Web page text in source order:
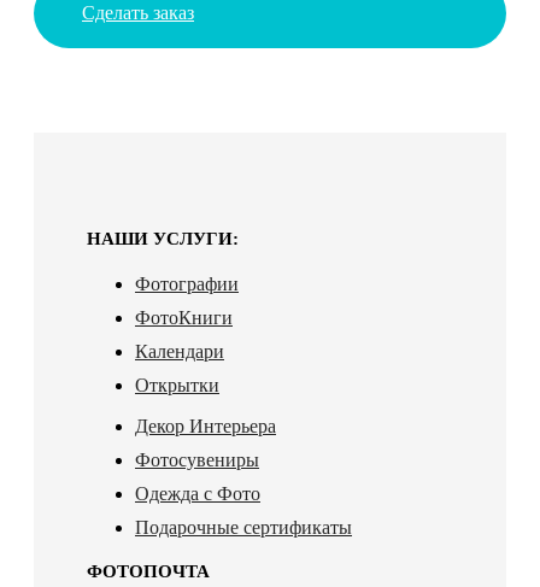
Сделать заказ
НАШИ УСЛУГИ:
Фотографии
ФотоКниги
Календари
Открытки
Декор Интерьера
Фотосувениры
Одежда с Фото
Подарочные сертификаты
ФОТОПОЧТА